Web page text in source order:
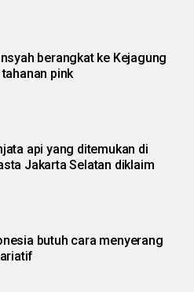
berangkat ke Kejagung
pink
api yang ditemukan di
Jakarta Selatan diklaim
butuh cara menyerang